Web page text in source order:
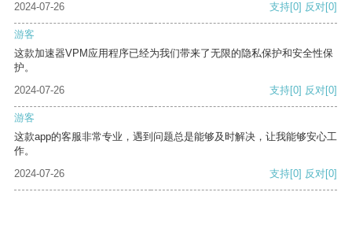
2024-07-26 支持[0] 反对[0]
游客
这款加速器VPM应用程序已经为我们带来了无限的隐私保护和安全性保
护。
2024-07-26
支持[0] 反对[0]
游客
这款app的客服非常专业，遇到问题总是能够及时解决，让我能够安心工
作。
2024-07-26
支持[0] 反对[0]